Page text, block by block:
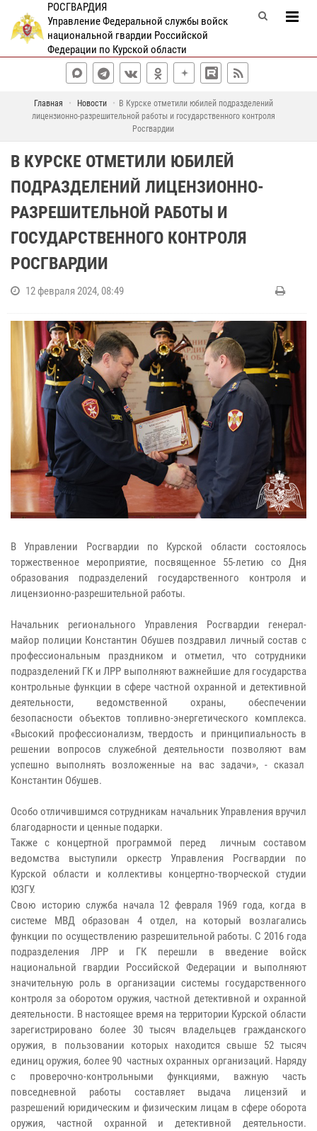
РОСГВАРДИЯ
Управление Федеральной службы войск
национальной гвардии Российской
Федерации по Курской области
Главная Новости
В Курске отметили юбилей подразделений
лицензионно-разрешительной работы и государственного контроля
Росгвардии
В КУРСКЕ ОТМЕТИЛИ ЮБИЛЕЙ
ПОДРАЗДЕЛЕНИЙ ЛИЦЕНЗИОННО-
РАЗРЕШИТЕЛЬНОЙ РАБОТЫ И
ГОСУДАРСТВЕННОГО КОНТРОЛЯ
РОСГВАРДИИ
12 февраля 2024, 08:49
В Управлении Росгвардии по Курской области состоялось
торжественное мероприятие, посвященное 55-летию со Дня
образования подразделений государственного контроля и
лицензионно-разрешительной работы.
Начальник регионального Управления Росгвардии генерал-
майор полиции Константин Обушев поздравил личный состав с
профессиональным праздником и отметил, что сотрудники
подразделений ГК и ЛРР выполняют важнейшие для государства
контрольные функции в сфере частной охранной и детективной
деятельности, ведомственной охраны, обеспечении
безопасности объектов топливно-энергетического комплекса.
«Высокий профессионализм, твердость и принципиальность в
решении вопросов служебной деятельности позволяют вам
успешно выполнять возложенные на вас задачи», - сказал
Константин Обушев.
Особо отличившимся сотрудникам начальник Управления вручил
благодарности и ценные подарки.
Также с концертной программой перед личным составом
ведомства выступили оркестр Управления Росгвардии по
Курской области и коллективы концертно-творческой студии
ЮЗГУ.
Свою историю служба начала 12 февраля 1969 года, когда в
системе МВД образован 4 отдел, на который возлагались
функции по осуществлению разрешительной работы. С 2016 года
подразделения ЛРР и ГК перешли в введение войск
национальной гвардии Российской Федерации и выполняют
значительную роль в организации системы государственного
контроля за оборотом оружия, частной детективной и охранной
деятельности. В настоящее время на территории Курской области
зарегистрировано более 30 тысяч владельцев гражданского
оружия, в пользовании которых находится свыше 52 тысяч
единиц оружия, более 90 частных охранных организаций. Наряду
с проверочно-контрольными функциями, важную часть
повседневной работы составляет выдача лицензий и
разрешений юридическим и физическим лицам в сфере оборота
оружия, частной охранной и детективной деятельности.